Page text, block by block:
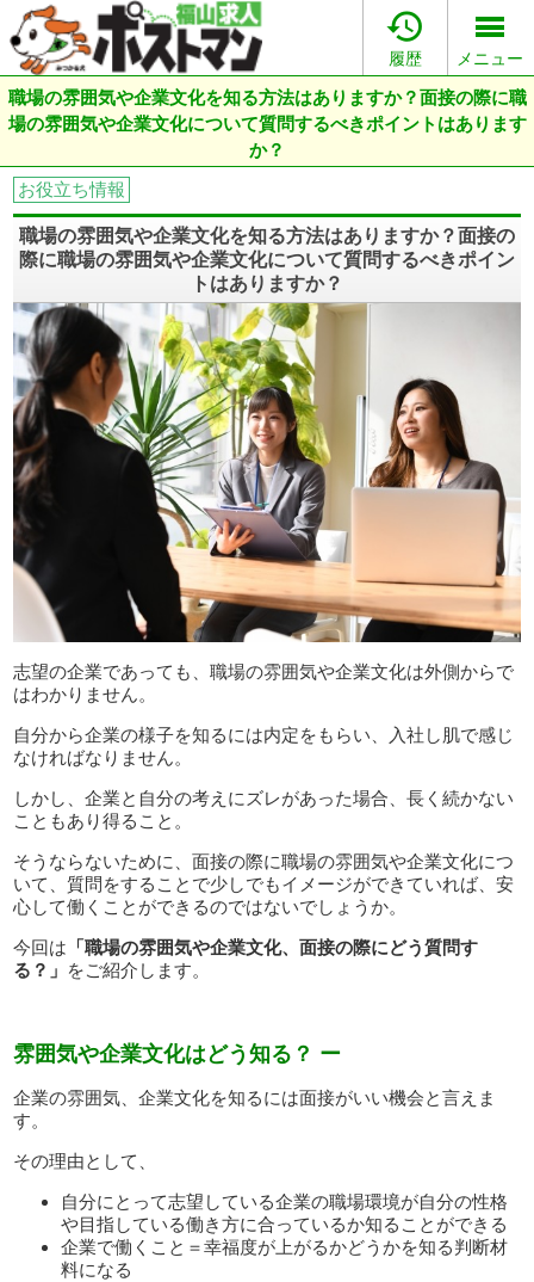

履歴 メニュー
職場の雰囲気や企業文化を知る方法はありますか？面接の際に職
場の雰囲気や企業文化について質問するべきポイントはあります
か？
お役立ち情報
職場の雰囲気や企業文化を知る方法はありますか？面接の
際に職場の雰囲気や企業文化について質問するべきポイン
トはありますか？
志望の企業であっても、職場の雰囲気や企業文化は外側からで
はわかりません。
自分から企業の様子を知るには内定をもらい、入社し肌で感じ
なければなりません。
しかし、企業と自分の考えにズレがあった場合、長く続かない
こともあり得ること。
そうならないために、面接の際に職場の雰囲気や企業文化につ
いて、質問をすることで少しでもイメージができていれば、安
心して働くことができるのではないでしょうか。
今回は 「職場の雰囲気や企業文化、面接の際にどう質問す
る？」 をご紹介します。
雰囲気や企業文化はどう知る？ ー
企業の雰囲気、企業文化を知るには面接がいい機会と言えま
す。
その理由として、
自分にとって志望している企業の職場環境が自分の性格
や目指している働き方に合っているか知ることができる
企業で働くこと＝幸福度が上がるかどうかを知る判断材
料になる